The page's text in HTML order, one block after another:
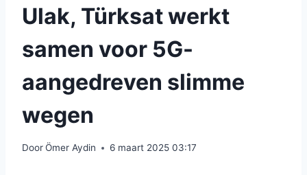
Ulak, Türksat werkt
samen voor 5G-
aangedreven slimme
wegen
DoorÖmer Aydin 6 maart 2025 03:17